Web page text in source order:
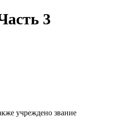
3
учреждено звание